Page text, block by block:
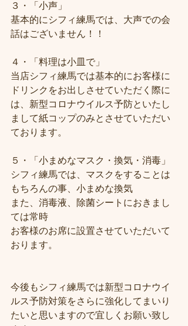
３・「小声」
基本的にシフィ練馬では、大声での会
話はございません！！
４・「料理は小皿で」
当店シフィ練馬では基本的にお客様に
ドリンクをお出しさせていただく際に
は、新型コロナウイルス予防といたし
まして紙コップのみとさせていただい
ております。
５・「小まめなマスク・換気・消毒」
シフィ練馬では、マスクをすることは
もちろんの事、小まめな換気
また、消毒液、除菌シートにおきまし
ては常時
お客様のお席に設置させていただいて
おります。
今後もシフィ練馬では新型コロナウイ
ルス予防対策をさらに強化してまいり
たいと思いますので宜しくお願い致し